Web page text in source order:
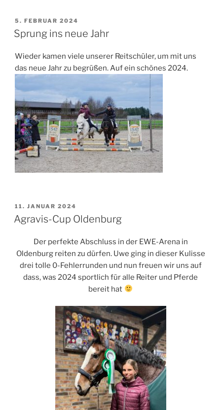
VERÖFFENTLICHT
AM
5. FEBRUAR 2024
Sprung ins neue Jahr
Wieder kamen viele unserer Reitschüler, um mit uns
das neue Jahr zu begrüßen. Auf ein schönes 2024.
VERÖFFENTLICHT
AM
11. JANUAR 2024
Agravis-Cup Oldenburg
Der perfekte Abschluss in der EWE-Arena in
Oldenburg reiten zu dürfen. Uwe ging in dieser Kulisse
drei tolle 0-Fehlerrunden und nun freuen wir uns auf
dass, was 2024 sportlich für alle Reiter und Pferde
bereit hat